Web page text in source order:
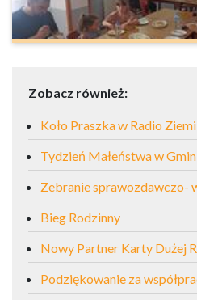
Zobacz również:
Koło Praszka w Radio
Tydzień Małeństwa w
Zebranie sprawozdawczo-
Bieg Rodzinny
Nowy Partner Karty Dużej
Podziękowanie za